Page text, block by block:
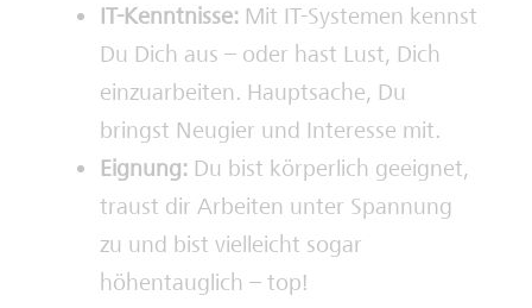
IT-Kenntnisse: Mit IT-Systemen kennst
Du Dich aus – oder hast Lust, Dich
einzuarbeiten. Hauptsache, Du
bringst Neugier und Interesse mit.
Eignung: Du bist körperlich geeignet,
traust dir Arbeiten unter Spannung
zu und bist vielleicht sogar
höhentauglich – top!